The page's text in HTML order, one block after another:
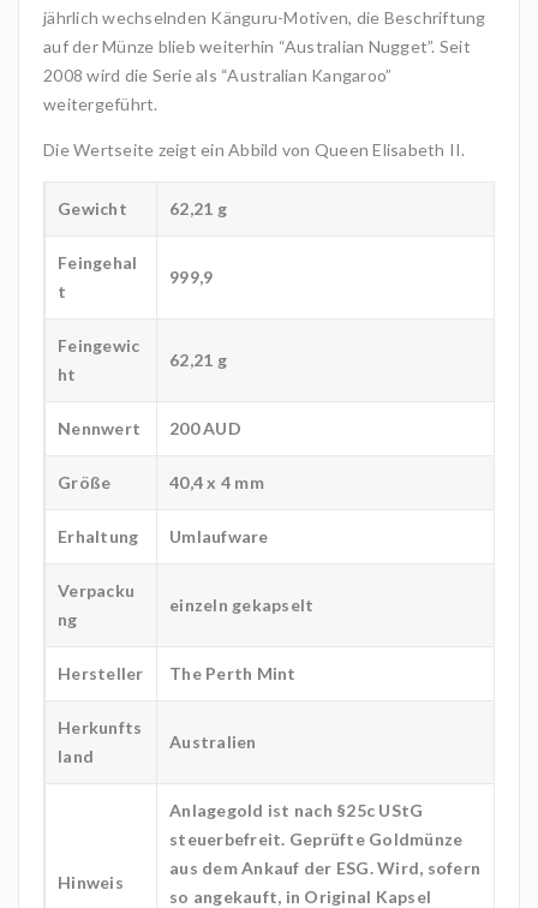
jährlich wechselnden Känguru-Motiven, die Beschriftung
auf der Münze blieb weiterhin “Australian Nugget”. Seit
2008 wird die Serie als “Australian Kangaroo”
weitergeführt.
Die Wertseite zeigt ein Abbild von Queen Elisabeth II.
Gewicht 62,21 g
Feingehal
t
999,9
Feingewic
ht
62,21 g
Nennwert 200 AUD
Größe 40,4 x 4 mm
Erhaltung Umlaufware
Verpacku
ng
einzeln gekapselt
Hersteller The Perth Mint
Herkunfts
land
Australien
Hinweis
Anlagegold ist nach §25c UStG
steuerbefreit. Geprüfte Goldmünze
aus dem Ankauf der ESG. Wird, sofern
so angekauft, in Original Kapsel